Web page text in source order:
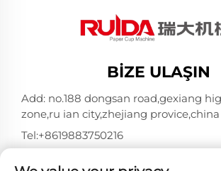
BIZE ULAŞIN
Add: no.188 dongsan road,gexiang
zone,ru ian city,zhejiang provice,china
Tel:+8619883750216